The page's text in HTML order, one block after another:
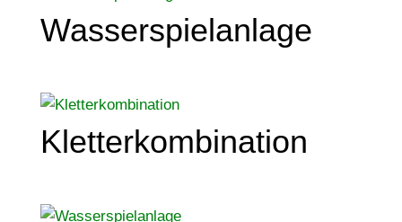
Wasserspielanlage
Kletterkombination